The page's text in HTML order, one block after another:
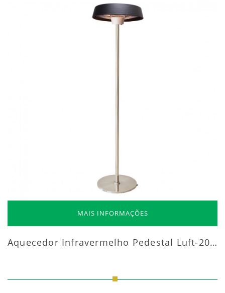
MAIS INFORMAÇÕES
Aquecedor Infravermelho Pedestal Luft-20000